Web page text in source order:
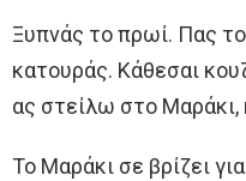
Ξυπνάς το πρωί. Πας
κατουράς. Κάθεσαι
ας στείλω στο
Το Μαράκι σε βρίζει